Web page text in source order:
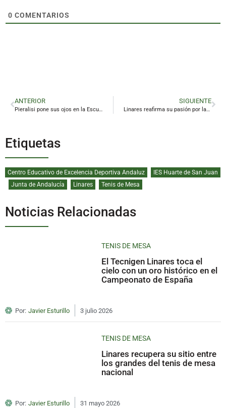
0 COMENTARIOS
ANTERIOR
Pieralisi pone sus ojos en la Escuela Politécnica de Linares para abrir nuevas líneas de I+D+i
SIGUIENTE
Linares reafirma su pasión por las motos
Etiquetas
Centro Educativo de Excelencia Deportiva Andaluz
IES Huarte de San Juan
Junta de Andalucía
Linares Tenis de Mesa
Noticias Relacionadas
TENIS DE MESA
El Tecnigen Linares toca el
cielo con un oro histórico en el
Campeonato de España
Por: Javier Esturillo 3 julio 2026
TENIS DE MESA
Linares recupera su sitio entre
los grandes del tenis de mesa
nacional
Por: Javier Esturillo 31 mayo 2026